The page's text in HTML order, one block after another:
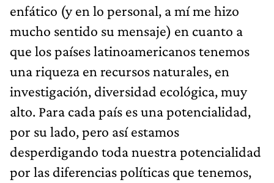
enfático (y en lo personal, a mí me hizo
mucho sentido su mensaje) en cuanto a
que los países latinoamericanos tenemos
una riqueza en recursos naturales, en
investigación, diversidad ecológica, muy
alto. Para cada país es una potencialidad,
por su lado, pero así estamos
desperdigando toda nuestra potencialidad
por las diferencias políticas que tenemos,